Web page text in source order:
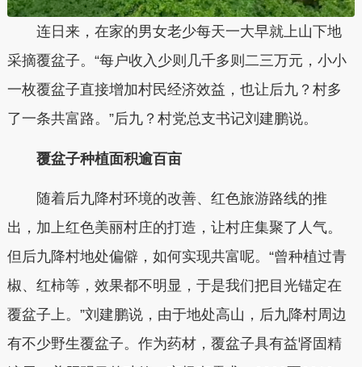
连日来，在家的男女老少每天一大早就上山下地
采摘覆盆子。“每户收入少则几千多则二三万元，小小
一枚覆盆子直接增加村民经济效益，也让后九？村多
了一条共富路。”后九？村党总支书记刘建鹏说。
覆盆子种植面积逾百亩
随着后九降村环境的改善、红色旅游路线的推
出，加上红色美丽村庄的打造，让村庄集聚了人气。
但后九降村地处偏僻，如何实现共富呢。“曾种植过青
椒、红柿等，效果都不明显，于是我们把目光锚定在
覆盆子上。”刘建鹏说，由于地处高山，后九降村周边
有不少野生覆盆子。作为药材，覆盆子具有益肾固精